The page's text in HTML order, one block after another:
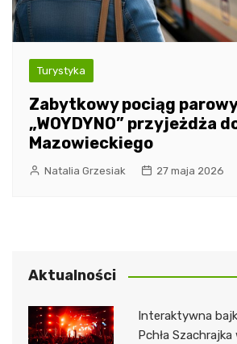
Turystyka
Zabytkowy pociąg parowy
„WOYDYNO” przyjeżdża
Mazowieckiego
Natalia Grzesiak 27 maja 2026
Aktualności
Interaktywna
Pchła